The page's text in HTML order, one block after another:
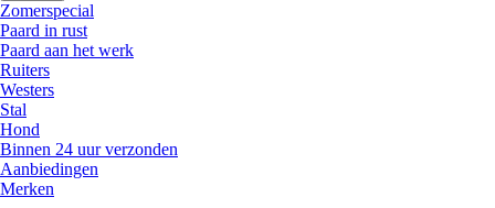
Zomerspecial
Paard in rust
Paard aan het werk
Ruiters
Westers
Stal
Hond
Binnen 24 uur verzonden
Aanbiedingen
Merken